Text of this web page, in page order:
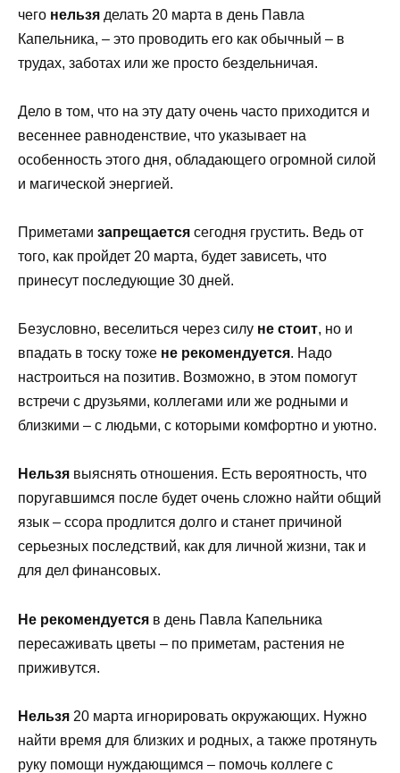
чего нельзя делать 20 марта в день Павла
Капельника, – это проводить его как обычный – в
трудах, заботах или же просто бездельничая.
Дело в том, что на эту дату очень часто приходится и
весеннее равноденствие, что указывает на
особенность этого дня, обладающего огромной силой
и магической энергией.
Приметами запрещается сегодня грустить. Ведь от
того, как пройдет 20 марта, будет зависеть, что
принесут последующие 30 дней.
Безусловно, веселиться через силу не стоит, но и
впадать в тоску тоже не рекомендуется. Надо
настроиться на позитив. Возможно, в этом помогут
встречи с друзьями, коллегами или же родными и
близкими – с людьми, с которыми комфортно и уютно.
Нельзя выяснять отношения. Есть вероятность, что
поругавшимся после будет очень сложно найти общий
язык – ссора продлится долго и станет причиной
серьезных последствий, как для личной жизни, так и
для дел финансовых.
Не рекомендуется в день Павла Капельника
пересаживать цветы – по приметам, растения не
приживутся.
Нельзя 20 марта игнорировать окружающих. Нужно
найти время для близких и родных, а также протянуть
руку помощи нуждающимся – помочь коллеге с